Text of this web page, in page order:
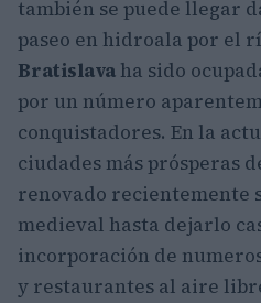
también se puede llegar
paseo en hidroala por el
Bratislava ha sido
por un número
conquistadores. En la
ciudades más prósperas
renovado recientemente
medieval hasta dejarlo
incorporación de
y restaurantes al aire